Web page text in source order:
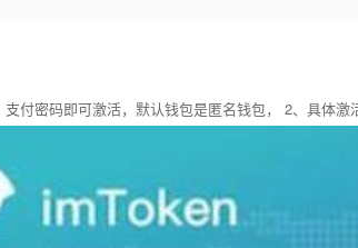
付密码即可激活，默认钱包是匿名钱包， 2、具体激